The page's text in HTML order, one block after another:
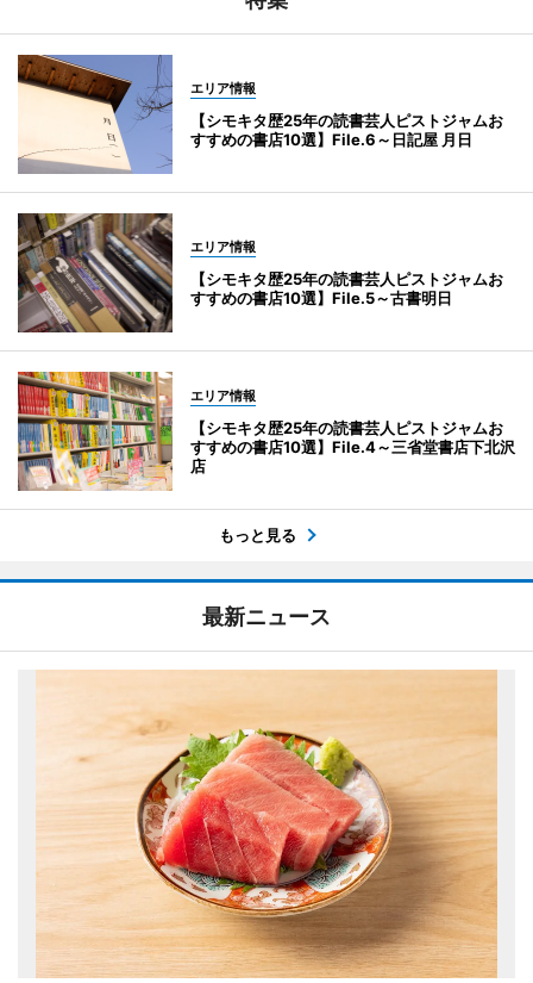
エリア情報
【シモキタ歴25年の読書芸人ピストジャムお
すすめの書店10選】File.6～日記屋 月日
エリア情報
【シモキタ歴25年の読書芸人ピストジャムお
すすめの書店10選】File.5～古書明日
エリア情報
【シモキタ歴25年の読書芸人ピストジャムお
すすめの書店10選】File.4～三省堂書店下北沢
店
もっと見る
最新ニュース